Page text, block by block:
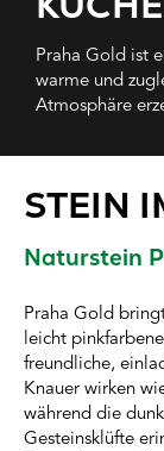
Praha Gold ist
warme und
Atmosphäre
STEIN
Naturstein
Praha Gold
leicht
freundliche,
Knauer wirken
während die
Gesteinsklüfte